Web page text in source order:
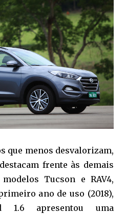
que menos desvalorizam,
frente às demais
Tucson e RAV4,
ano de uso (2018),
1.6 apresentou uma